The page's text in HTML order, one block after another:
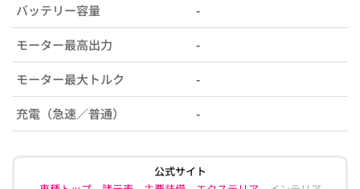
バッテリー容量 -
モーター最高出力 -
モーター最大トルク -
充電（急速／普通） -
公式サイト